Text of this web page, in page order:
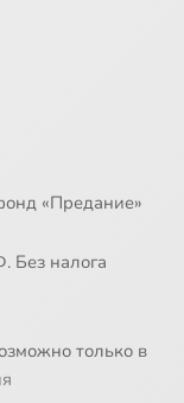
«Предание»
Без налога
только в